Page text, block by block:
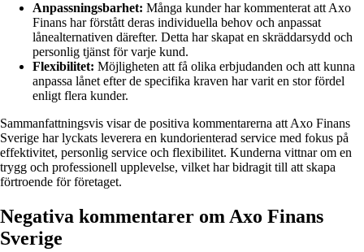
Anpassningsbarhet: Många kunder har kommenterat att Axo
Finans har förstått deras individuella behov och anpassat
lånealternativen därefter. Detta har skapat en skräddarsydd och
personlig tjänst för varje kund.
Flexibilitet: Möjligheten att få olika erbjudanden och att kunna
anpassa lånet efter de specifika kraven har varit en stor fördel
enligt flera kunder.
Sammanfattningsvis visar de positiva kommentarerna att Axo Finans
Sverige har lyckats leverera en kundorienterad service med fokus på
effektivitet, personlig service och flexibilitet. Kunderna vittnar om en
trygg och professionell upplevelse, vilket har bidragit till att skapa
förtroende för företaget.
Negativa kommentarer om Axo Finans
Sverige